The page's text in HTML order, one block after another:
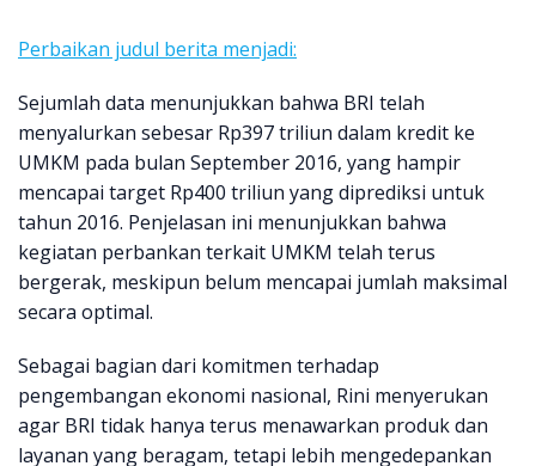
Perbaikan judul berita menjadi:
Sejumlah data menunjukkan bahwa BRI telah
menyalurkan sebesar Rp397 triliun dalam kredit ke
UMKM pada bulan September 2016, yang hampir
mencapai target Rp400 triliun yang diprediksi untuk
tahun 2016. Penjelasan ini menunjukkan bahwa
kegiatan perbankan terkait UMKM telah terus
bergerak, meskipun belum mencapai jumlah maksimal
secara optimal.
Sebagai bagian dari komitmen terhadap
pengembangan ekonomi nasional, Rini menyerukan
agar BRI tidak hanya terus menawarkan produk dan
layanan yang beragam, tetapi lebih mengedepankan